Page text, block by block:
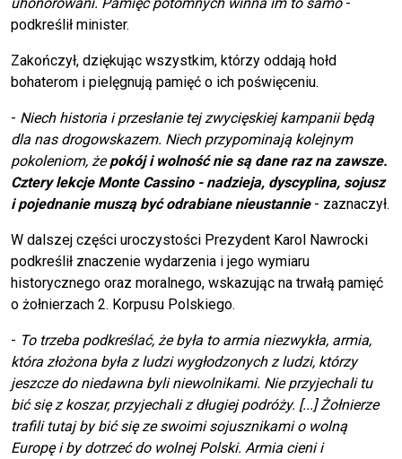
podkreślił minister.
Zakończył, dziękując wszystkim, którzy oddają hołd
bohaterom i pielęgnują pamięć o ich poświęceniu.
- Niech historia i przesłanie tej zwycięskiej kampanii będą
dla nas drogowskazem. Niech przypominają kolejnym
pokoleniom, żepokój i wolność nie są dane raz na zawsze.
Cztery lekcje Monte Cassino - nadzieja, dyscyplina, sojusz
i pojednanie muszą być odrabiane nieustannie - zaznaczył.
W dalszej części uroczystości Prezydent Karol Nawrocki
podkreślił znaczenie wydarzenia i jego wymiaru
historycznego oraz moralnego, wskazując na trwałą pamięć
o żołnierzach 2. Korpusu Polskiego.
- To trzeba podkreślać, że była to armia niezwykła, armia,
która złożona była z ludzi wygłodzonych z ludzi, którzy
jeszcze do niedawna byli niewolnikami. Nie przyjechali tu
bić się z koszar, przyjechali z długiej podróży. [...]Żołnierze
trafili tutaj by bić się ze swoimi sojusznikami o wolną
Europę i by dotrzeć do wolnej Polski. Armia cieni i